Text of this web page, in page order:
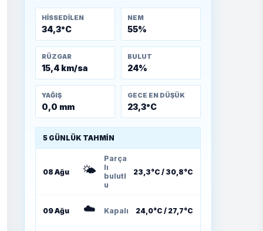
HISSEDILEN
34,3°C
NEM
55%
RÜZGAR
15,4 km/sa
BULUT
24%
YAĞIŞ
0,0 mm
GECE EN DÜŞÜK
23,3°C
5 GÜNLÜK TAHMIN
08 Ağu 🌤️
Parça
lı
bulutl
u
23,3°C / 30,8°C
09 Ağu ☁️ Kapalı 24,0°C / 27,7°C